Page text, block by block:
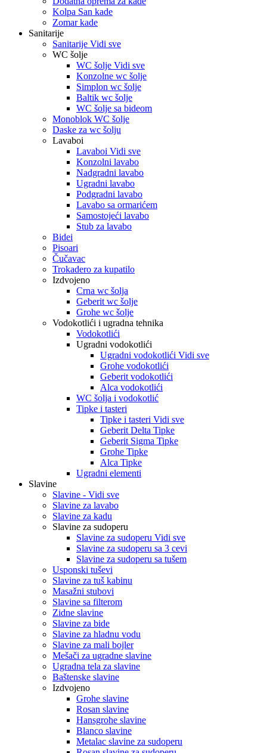
Kolpa San kade
Zomar kade
Sanitarije
Sanitarije Vidi sve
WC šolje
WC šolje Vidi sve
Konzolne wc šolje
Simplon wc šolje
Baltik wc šolje
WC šolje sa bideom
Monoblok WC šolje
Daske za wc šolju
Lavaboi
Lavaboi Vidi sve
Konzolni lavabo
Nadgradni lavabo
Ugradni lavabo
Podgradni lavabo
Lavabo sa ormarićem
Samostojeći lavabo
Stub za lavabo
Bidei
Pisoari
Čučavac
Trokadero za kupatilo
Izdvojeno
Crna wc šolja
Geberit wc šolje
Grohe wc šolje
Vodokotlići i ugradna tehnika
Vodokotlići
Ugradni vodokotlići
Ugradni vodokotlići Vidi sve
Grohe vodokotlići
Geberit vodokotlići
Alca vodokotlići
WC šolja i vodokotlić
Tipke i tasteri
Tipke i tasteri Vidi sve
Geberit Delta Tipke
Geberit Sigma Tipke
Grohe Tipke
Alca Tipke
Ugradni elementi
Slavine
Slavine - Vidi sve
Slavine za lavabo
Slavine za kadu
Slavine za sudoperu
Slavine za sudoperu Vidi sve
Slavine za sudoperu sa 3 cevi
Slavine za sudoperu sa tušem
Usponski tuševi
Slavine za tuš kabinu
Masažni stubovi
Slavine sa filterom
Zidne slavine
Slavine za bide
Slavine za hladnu vodu
Slavine za mali bojler
Mešači za ugradne slavine
Ugradna tela za slavine
Baštenske slavine
Izdvojeno
Grohe slavine
Rosan slavine
Hansgrohe slavine
Blanco slavine
Metalac slavine za sudoperu